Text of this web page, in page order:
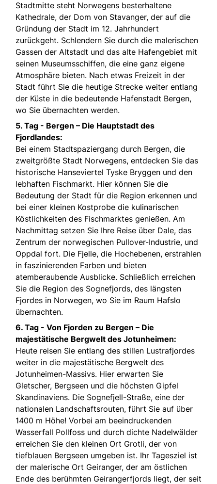
Stadtmitte steht Norwegens besterhaltene
Kathedrale, der Dom von Stavanger, der auf die
Gründung der Stadt im 12. Jahrhundert
zurückgeht. Schlendern Sie durch die malerischen
Gassen der Altstadt und das alte Hafengebiet mit
seinen Museumsschiffen, die eine ganz eigene
Atmosphäre bieten. Nach etwas Freizeit in der
Stadt führt Sie die heutige Strecke weiter entlang
der Küste in die bedeutende Hafenstadt Bergen,
wo Sie übernachten werden.
5. Tag - Bergen – Die Hauptstadt des
Fjordlandes:
Bei einem Stadtspaziergang durch Bergen, die
zweitgrößte Stadt Norwegens, entdecken Sie das
historische Hanseviertel Tyske Bryggen und den
lebhaften Fischmarkt. Hier können Sie die
Bedeutung der Stadt für die Region erkennen und
bei einer kleinen Kostprobe die kulinarischen
Köstlichkeiten des Fischmarktes genießen. Am
Nachmittag setzen Sie Ihre Reise über Dale, das
Zentrum der norwegischen Pullover-Industrie, und
Oppdal fort. Die Fjelle, die Hochebenen, erstrahlen
in faszinierenden Farben und bieten
atemberaubende Ausblicke. Schließlich erreichen
Sie die Region des Sognefjords, des längsten
Fjordes in Norwegen, wo Sie im Raum Hafslo
übernachten.
6. Tag - Von Fjorden zu Bergen – Die
majestätische Bergwelt des Jotunheimen:
Heute reisen Sie entlang des stillen Lustrafjordes
weiter in die majestätische Bergwelt des
Jotunheimen-Massivs. Hier erwarten Sie
Gletscher, Bergseen und die höchsten Gipfel
Skandinaviens. Die Sognefjell-Straße, eine der
nationalen Landschaftsrouten, führt Sie auf über
1400 m Höhe! Vorbei am beeindruckenden
Wasserfall Pollfoss und durch dichte Nadelwälder
erreichen Sie den kleinen Ort Grotli, der von
tiefblauen Bergseen umgeben ist. Ihr Tagesziel ist
der malerische Ort Geiranger, der am östlichen
Ende des berühmten Geirangerfjords liegt, der seit